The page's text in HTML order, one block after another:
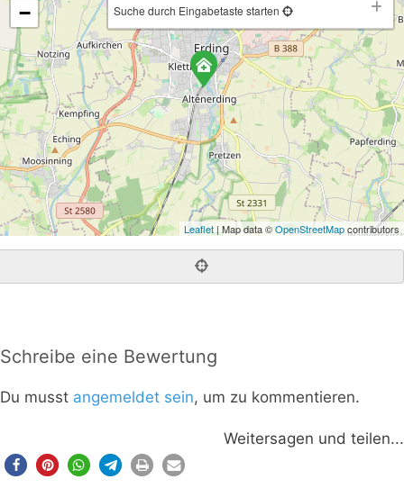
−
Suche durch Eingabetaste starten
Leaflet | Map data ©OpenStreetMapcontributors
Schreibe eine Bewertung
Du musst angemeldet sein, um zu kommentieren.
Weitersagen und teilen...